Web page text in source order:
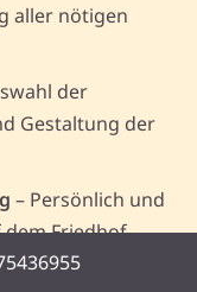
aller nötigen
der
Gestaltung der
– Persönlich und
Friedhof
in Bad